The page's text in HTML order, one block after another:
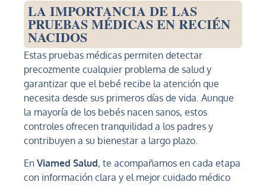
LA IMPORTANCIA DE LAS
PRUEBAS MÉDICAS EN RECIÉN
NACIDOS
Estas pruebas médicas permiten detectar
precozmente cualquier problema de salud y
garantizar que el bebé recibe la atención que
necesita desde sus primeros días de vida. Aunque
la mayoría de los bebés nacen sanos, estos
controles ofrecen tranquilidad a los padres y
contribuyen a su bienestar a largo plazo.
En Viamed Salud, te acompañamos en cada etapa
con información clara y el mejor cuidado médico